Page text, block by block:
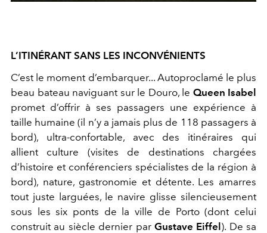
L’ITINÉRANT SANS LES INCONVÉNIENTS
C’est le moment d’embarquer... Autoproclamé le plus
beau bateau naviguant sur le Douro, le Queen Isabel
promet d’offrir à ses passagers une expérience à
taille humaine (il n’y a jamais plus de 118 passagers à
bord), ultra-confortable, avec des itinéraires qui
allient culture (visites de destinations chargées
d’histoire et conférenciers spécialistes de la région à
bord), nature, gastronomie et détente. Les amarres
tout juste larguées, le navire glisse silencieusement
sous les six ponts de la ville de Porto (dont celui
construit au siècle dernier par Gustave Eiffel). De sa